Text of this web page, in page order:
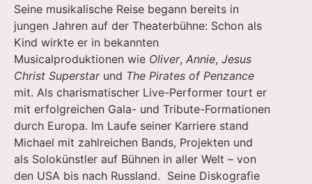
Seine musikalische Reise begann bereits in
jungen Jahren auf der Theaterbühne: Schon als
Kind wirkte er in bekannten
Musicalproduktionen wie Oliver, Annie, Jesus
Christ Superstar und The Pirates of Penzance
mit. Als charismatischer Live-Performer tourt er
mit erfolgreichen Gala- und Tribute-Formationen
durch Europa. Im Laufe seiner Karriere stand
Michael mit zahlreichen Bands, Projekten und
als Solokünstler auf Bühnen in aller Welt – von
den USA bis nach Russland. Seine Diskografie